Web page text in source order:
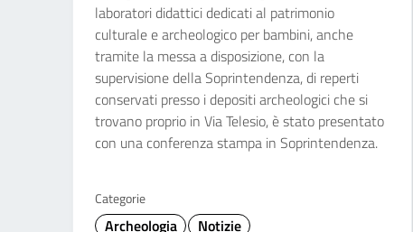
laboratori didattici dedicati al patrimonio
culturale e archeologico per bambini, anche
tramite la messa a disposizione, con la
supervisione della Soprintendenza, di reperti
conservati presso i depositi archeologici che si
trovano proprio in Via Telesio, è stato presentato
con una conferenza stampa in Soprintendenza.
Categorie
Archeologia Notizie